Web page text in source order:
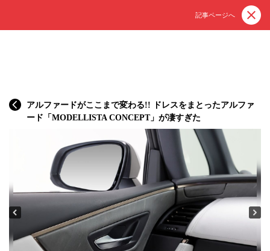
記事ページへ
アルファードがここまで変わる!! ドレスをまとったアルファ
ード「MODELLISTA CONCEPT」が凄すぎた